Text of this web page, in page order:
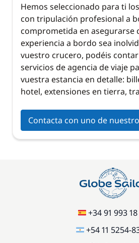
Hemos seleccionado para ti
con tripulación profesional a
comprometida en asegurarse
experiencia a bordo sea
vuestro crucero, podéis
servicios de agencia de viaje
vuestra estancia en detalle:
hotel, extensiones en tierra,
Contacta con uno de
+34 91 993 18
+54 11 5254-